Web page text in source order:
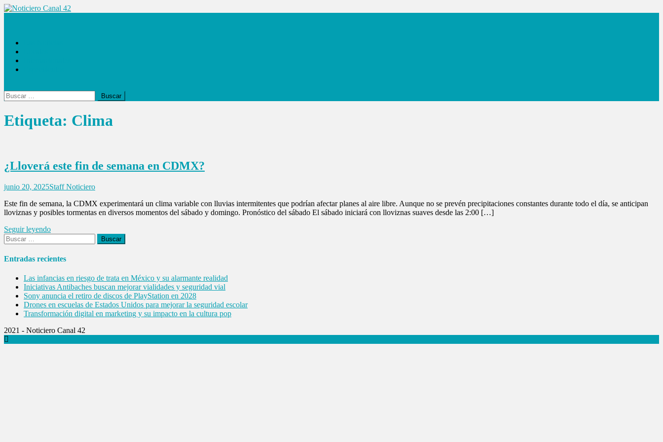
Saltar
Buscar:
Etiqueta: Clima
¿Lloverá este fin de semana en CDMX?
junio 20, 2025Staff Noticiero
Este fin de semana, la CDMX experimentará un clima variable con lluvias intermitentes que podrían afectar planes al aire libre. Aunque no se prevén precipitaciones constantes durante todo el día, se anticipan
lloviznas y posibles tormentas en diversos momentos del sábado y domingo. Pronóstico del sábado El sábado iniciará con lloviznas suaves desde las 2:00 […]
Seguir leyendo
Buscar:
Entradas recientes
Las infancias en riesgo de trata en México y su alarmante realidad
Iniciativas Antibaches buscan mejorar vialidades y seguridad vial
Sony anuncia el retiro de discos de PlayStation en 2028
Drones en escuelas de Estados Unidos para mejorar la seguridad escolar
Transformación digital en marketing y su impacto en la cultura pop
2021 - Noticiero Canal 42